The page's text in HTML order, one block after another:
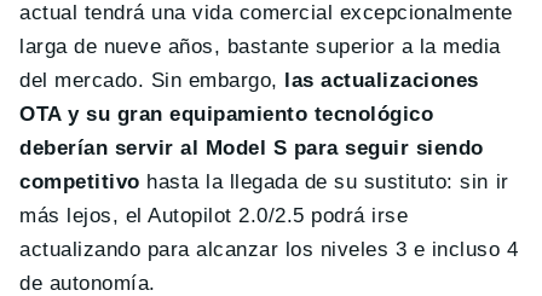
actual tendrá una vida comercial excepcionalmente
larga de nueve años, bastante superior a la media
del mercado. Sin embargo, las actualizaciones
OTA y su gran equipamiento tecnológico
deberían servir al Model S para seguir siendo
competitivo hasta la llegada de su sustituto: sin ir
más lejos, el Autopilot 2.0/2.5 podrá irse
actualizando para alcanzar los niveles 3 e incluso 4
de autonomía.